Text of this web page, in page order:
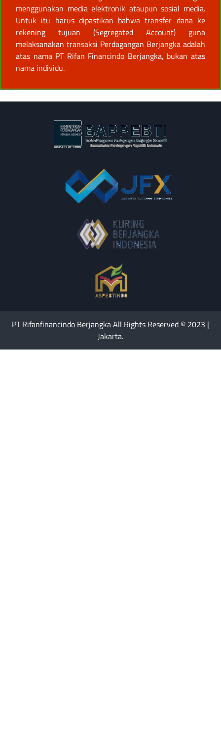
menggunakan media elektronik ataupun sosial media.
Untuk itu harus dipastikan bahwa transfer dana ke
rekening tujuan (Segregated Account) guna
melaksanakan transaksi Perdagangan Berjangka adalah
atas nama PT Rifan Financindo Berjangka, bukan atas
nama individu.
PT Rifanfinancindo Berjangka All Rights Reserved © 2023 |
Jakarta.